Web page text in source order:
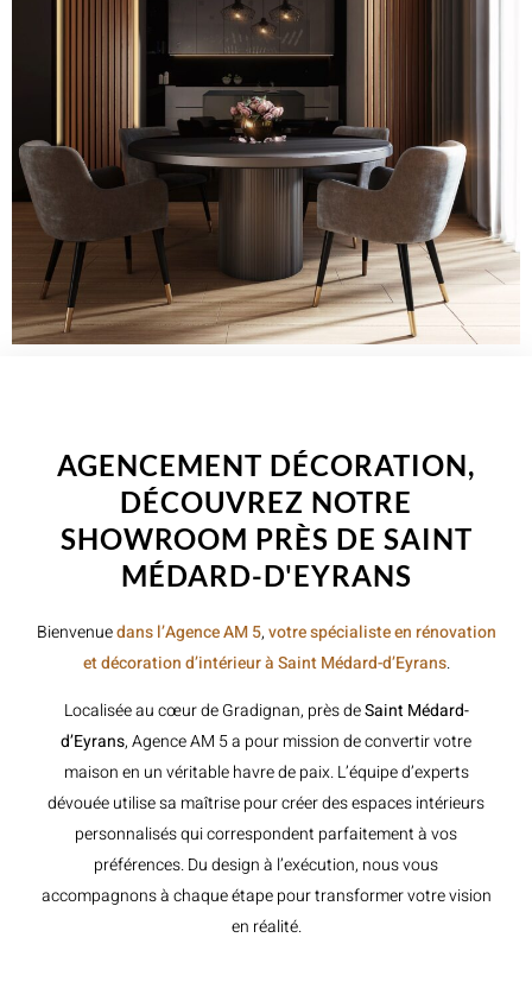
AGENCEMENT DÉCORATION,
DÉCOUVREZ NOTRE
SHOWROOM PRÈS DE SAINT
MÉDARD-D'EYRANS
Bienvenuedans l’Agence AM 5,votre spécialiste en rénovation
et décoration d’intérieur à Saint Médard-d’Eyrans.
Localisée au cœur de Gradignan, près deSaint Médard-
d’Eyrans, Agence AM 5 a pour mission de convertir votre
maison en un véritable havre de paix. L’équipe d’experts
dévouée utilise sa maîtrise pour créer des espaces intérieurs
personnalisés qui correspondent parfaitement à vos
préférences. Du design à l’exécution, nous vous
accompagnons à chaque étape pour transformer votre vision
en réalité.